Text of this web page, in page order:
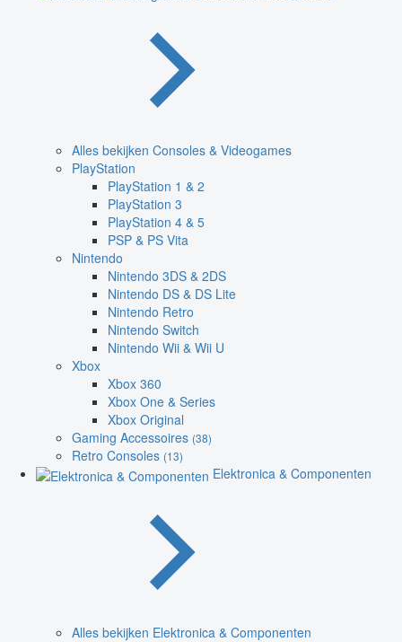
Alles bekijken Consoles & Videogames
PlayStation
PlayStation 1 & 2
PlayStation 3
PlayStation 4 & 5
PSP & PS Vita
Nintendo
Nintendo 3DS & 2DS
Nintendo DS & DS Lite
Nintendo Retro
Nintendo Switch
Nintendo Wii & Wii U
Xbox
Xbox 360
Xbox One & Series
Xbox Original
Gaming Accessoires (38)
Retro Consoles (13)
Elektronica & Componenten
Alles bekijken Elektronica & Componenten